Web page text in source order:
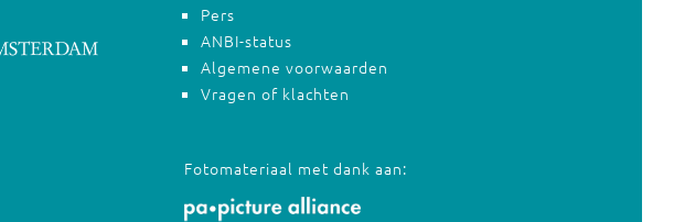
Pers
ANBI-status
Algemene voorwaarden
Vragen of klachten
Fotomateriaal met dank aan: